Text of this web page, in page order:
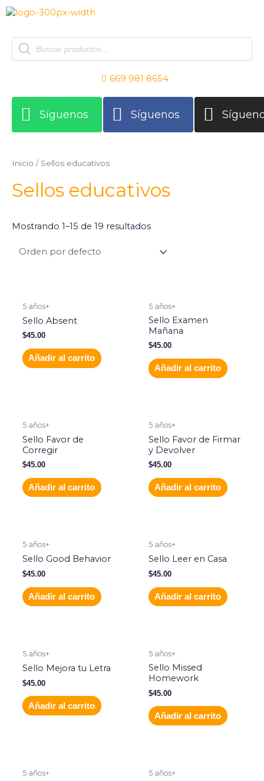
al
Products
search
669 981 8654
Síguenos Síguenos
Inicio / Sellos educativos
Sellos educativos
Mostrando 1–15 de 19 resultados
5 años+
Sello Absent
$45.00
Añadir al carrito
5 años+
Sello Examen
Mañana
$45.00
Añadir al carrito
5 años+
Sello Favor de
Corregir
$45.00
Añadir al carrito
5 años+
Sello Favor de Firmar
y Devolver
$45.00
Añadir al carrito
5 años+
Sello Good Behavior
$45.00
Añadir al carrito
5 años+
Sello Leer en Casa
$45.00
Añadir al carrito
5 años+
Sello Mejora tu Letra
$45.00
Añadir al carrito
5 años+
Sello Missed
Homework
$45.00
Añadir al carrito
5 años+ 5 años+